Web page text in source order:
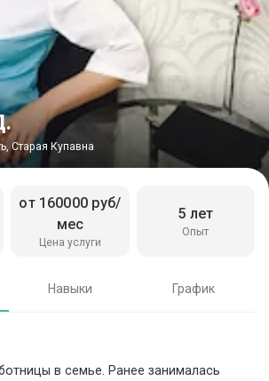
Старая Купавна
Цена услуги
от 160000 руб/
мес
Опыт
5 лет
Навыки График
в семье. Ранее занималась